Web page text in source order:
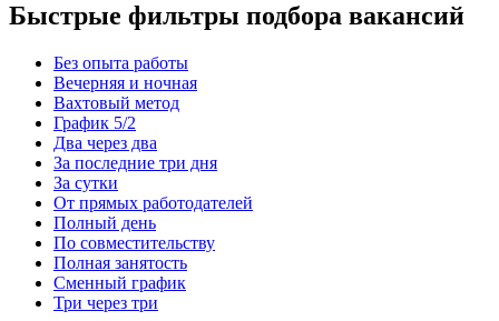
Быстрые фильтры подбора вакансий
Без опыта работы
Вечерняя и ночная
Вахтовый метод
График 5/2
Два через два
За последние три дня
За сутки
От прямых работодателей
Полный день
По совместительству
Полная занятость
Сменный график
Три через три